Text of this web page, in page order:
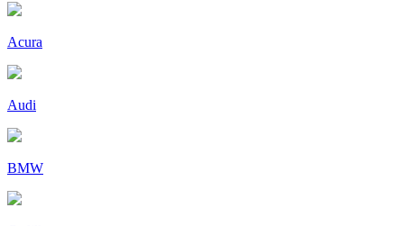
Acura
Audi
BMW